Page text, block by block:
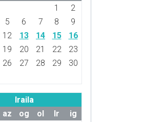
1
2
5 6 7 8
9
12 13 14 15
16
19 20 21 22
23
26 27 28 29
30
Iraila
az og ol lr
ig